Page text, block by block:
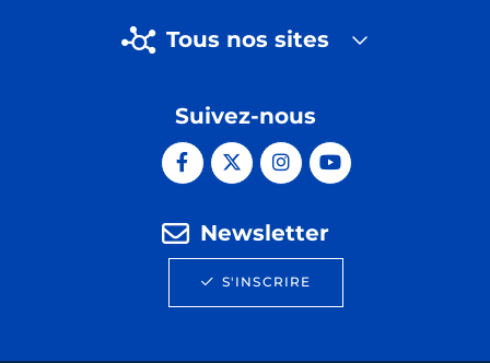
Tous nos sites
Suivez-nous
Newsletter
S'INSCRIRE